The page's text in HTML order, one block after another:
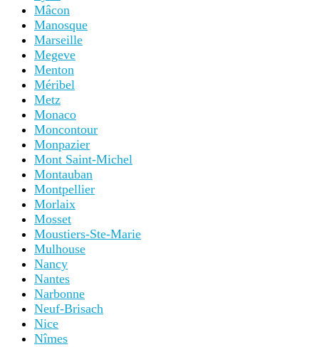
Mâcon
Manosque
Marseille
Megeve
Menton
Méribel
Metz
Monaco
Moncontour
Monpazier
Mont Saint-Michel
Montauban
Montpellier
Morlaix
Mosset
Moustiers-Ste-Marie
Mulhouse
Nancy
Nantes
Narbonne
Neuf-Brisach
Nice
Nîmes